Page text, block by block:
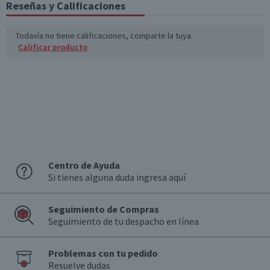
Reseñas y Calificaciones
Todavía no tiene calificaciones, comparte la tuya.
Calificar producto
Centro de Ayuda
Si tienes alguna duda ingresa aquí
Seguimiento de Compras
Seguimiento de tu despacho en línea
Problemas con tu pedido
Resuelve dudas